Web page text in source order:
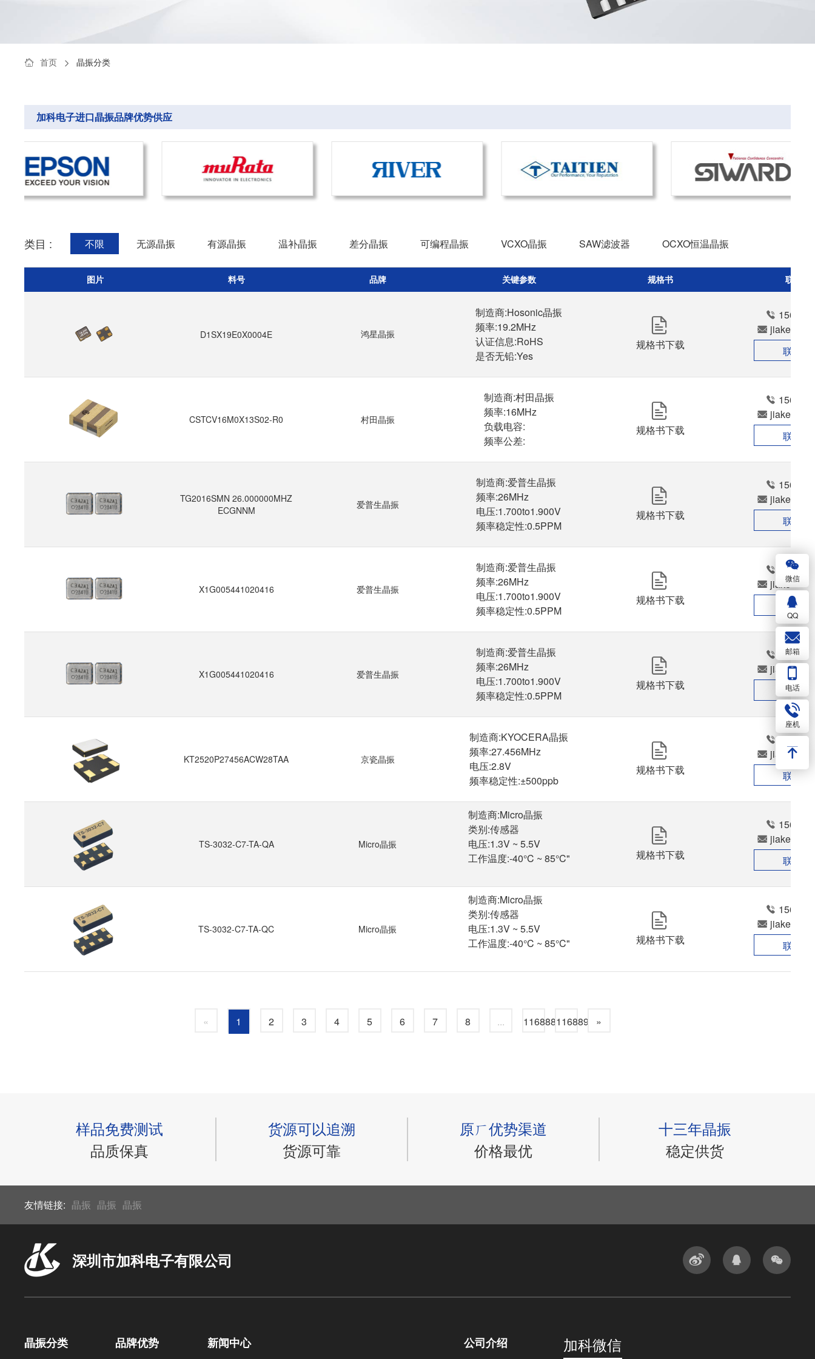
首页 晶振分类
加科电子进口晶振品牌优势供应
类目 : 不限 无源晶振 有源晶振 温补晶振 差分晶振 可编程晶振 VCXO晶振 SAW滤波器 OCXO恒温晶振
图片 料号 品牌 关键参数 规格书 联系方
D1SX19E0X0004E 鸿星晶振
制造商:Hosonic晶振
频率:19.2MHz
认证信息:RoHS
是否无铅:Yes
规格书下载
联系我
CSTCV16M0X13S02-R0 村田晶振
制造商:村田晶振
频率:16MHz
负载电容:
规格书下载
联系我
TG2016SMN 26.000000MHZ
ECGNNM
爱普生晶振
制造商:爱普生晶振
频率:26MHz
电压:1.700to1.900V
规格书下载
联系我
X1G005441020416 爱普生晶振
制造商:爱普生晶振
频率:26MHz
电压:1.700to1.900V
规格书下载
联系
X1G005441020416 爱普生晶振
制造商:爱普生晶振
频率:26MHz
电压:1.700to1.900V
规格书下载
联系
KT2520P27456ACW28TAA 京瓷晶振
制造商:KYOCERA晶振
频率:27.456MHz
电压:2.8V
规格书下载
联系我
TS-3032-C7-TA-QA Micro晶振
制造商:Micro晶振
类别:传感器
电压:1.3V ~ 5.5V
工作温度:-40°C ~ 85°C"
规格书下载
联系我
TS-3032-C7-TA-QC Micro晶振
制造商:Micro晶振
类别:传感器
电压:1.3V ~ 5.5V
工作温度:-40°C ~ 85°C"
规格书下载
联系我
« 1 2 3 4 5 6 7 8 ... 116888116889 »
样品免费测试
品质保真
货源可以追溯
货源可靠
原ㄏ优势渠道
价格最优
十三年晶振
稳定供货
微信
QQ
邮箱
电话
座机
友情链接: 晶振 晶振 晶振
深圳市加科电子有限公司
晶振分类 品牌优势 新闻中心 公司介绍 加科微信